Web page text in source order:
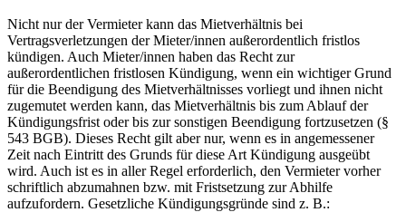
Nicht nur der Vermieter kann das Mietverhältnis bei
Vertragsverletzungen der Mieter/innen außerordentlich fristlos
kündigen. Auch Mieter/innen haben das Recht zur
außerordentlichen fristlosen Kündigung, wenn ein wichtiger Grund
für die Beendigung des Mietverhältnisses vorliegt und ihnen nicht
zugemutet werden kann, das Mietverhältnis bis zum Ablauf der
Kündigungsfrist oder bis zur sonstigen Beendigung fortzusetzen (§
543 BGB). Dieses Recht gilt aber nur, wenn es in angemessener
Zeit nach Eintritt des Grunds für diese Art Kündigung ausgeübt
wird. Auch ist es in aller Regel erforderlich, den Vermieter vorher
schriftlich abzumahnen bzw. mit Fristsetzung zur Abhilfe
aufzufordern. Gesetzliche Kündigungsgründe sind z. B.: